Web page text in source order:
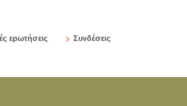
ερωτήσεις Συνδέσεις